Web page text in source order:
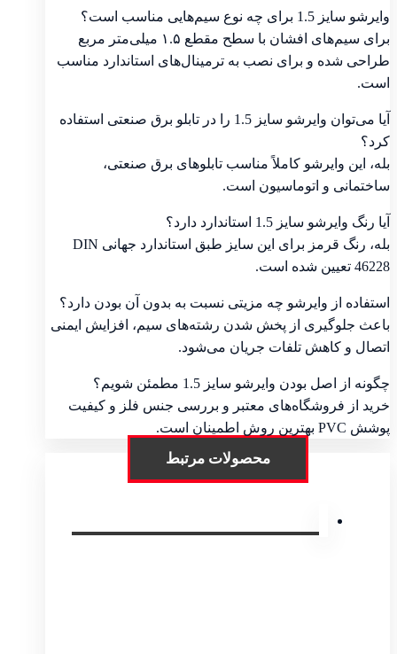
وایرشو سایز 1.5 برای چه نوع سیم‌هایی مناسب است؟
برای سیم‌های افشان با سطح مقطع ۱.۵ میلی‌متر مربع
طراحی شده و برای نصب به ترمینال‌های استاندارد مناسب
است.
آیا می‌توان وایرشو سایز 1.5 را در تابلو برق صنعتی استفاده
کرد؟
بله، این وایرشو کاملاً مناسب تابلوهای برق صنعتی،
ساختمانی و اتوماسیون است.
آیا رنگ وایرشو سایز 1.5 استاندارد دارد؟
بله، رنگ قرمز برای این سایز طبق استاندارد جهانی DIN
46228 تعیین شده است.
استفاده از وایرشو چه مزیتی نسبت به بدون آن بودن دارد؟
باعث جلوگیری از پخش شدن رشته‌های سیم، افزایش ایمنی
اتصال و کاهش تلفات جریان می‌شود.
چگونه از اصل بودن وایرشو سایز 1.5 مطمئن شویم؟
خرید از فروشگاه‌های معتبر و بررسی جنس فلز و کیفیت
پوشش PVC بهترین روش اطمینان است.
محصولات مرتبط